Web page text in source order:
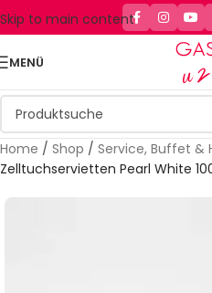
Skip to main content
MENÜ
Home / Shop / Service, Buffet &
Zelltuchservietten Pearl White